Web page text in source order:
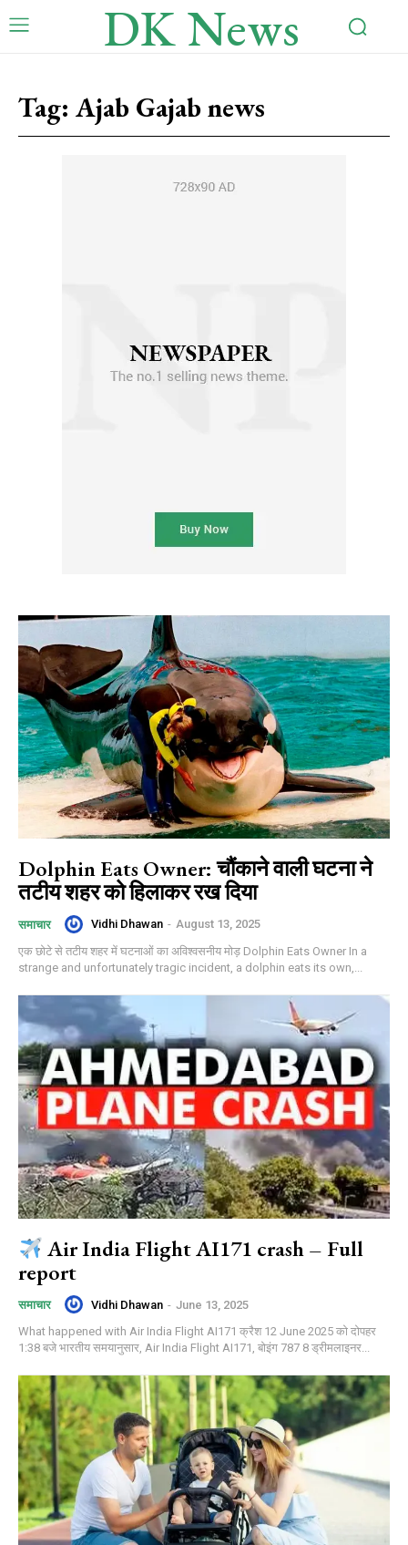
DK News
Tag: Ajab Gajab news
Dolphin Eats Owner: चौंकाने वाली घटना ने
तटीय शहर को हिलाकर रख दिया
समाचार Vidhi Dhawan - August 13, 2025
एक छोटे से तटीय शहर में घटनाओं का अविश्वसनीय मोड़ Dolphin Eats Owner In a
strange and unfortunately tragic incident, a dolphin eats its own,...
Air India Flight AI171 crash – Full
report
समाचार Vidhi Dhawan - June 13, 2025
What happened with Air India Flight AI171 क्रैश 12 June 2025 को दोपहर
1:38 बजे भारतीय समयानुसार, Air India Flight AI171, बोइंग 787 8 ड्रीमलाइनर...